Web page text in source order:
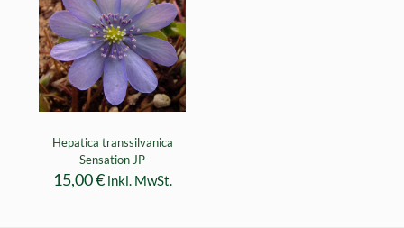
Hepatica transsilvanica
Sensation JP
15,00€ inkl. MwSt.